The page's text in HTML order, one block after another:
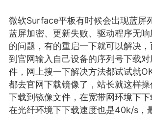
手机 系统 网
游戏 兴趣 美
微软Surface平板有时候会出现蓝屏
蓝屏加密、更新失败、驱动程序无
的问题，有的重启一下就可以解决
到官网输入自己设备的序列号下载
件，网上搜一下解决方法都试试就
都去官网下载镜像了，站长就这样
下载到镜像文件，在宽带网环境下下
在光纤环境下下载速度也是40k/s，